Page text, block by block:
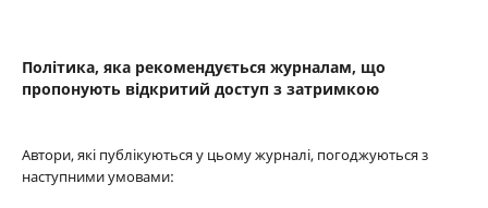
Політика, яка рекомендується журналам, що
пропонують відкритий доступ з затримкою
Автори, які публікуються у цьому журналі, погоджуються з
наступними умовами: